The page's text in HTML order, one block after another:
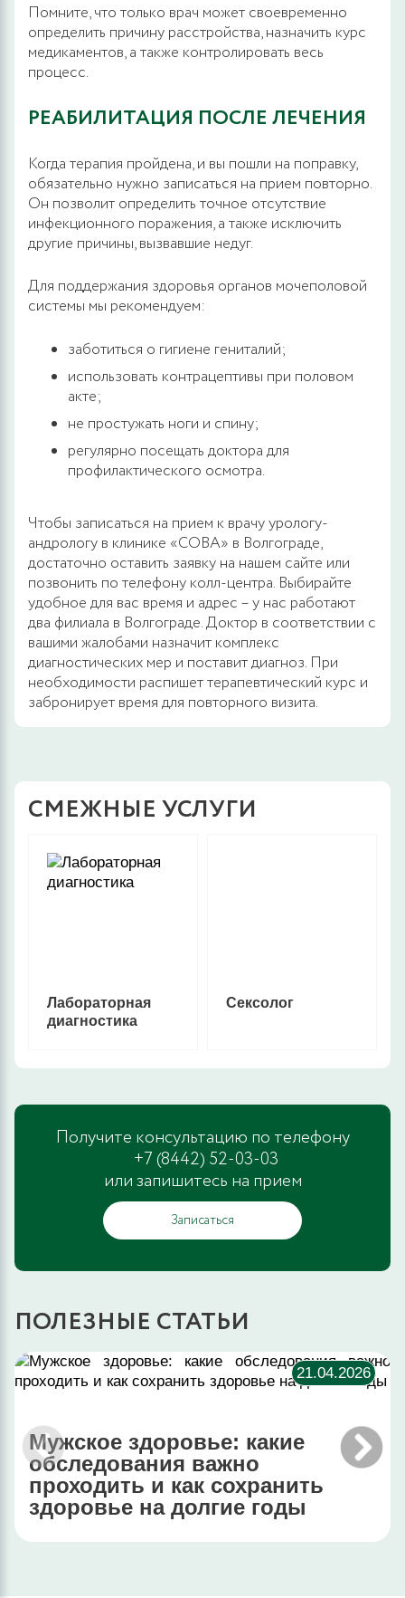
Помните, что только врач может своевременно
определить причину расстройства, назначить курс
медикаментов, а также контролировать весь
процесс.
РЕАБИЛИТАЦИЯ ПОСЛЕ ЛЕЧЕНИЯ
Когда терапия пройдена, и вы пошли на поправку,
обязательно нужно записаться на прием повторно.
Он позволит определить точное отсутствие
инфекционного поражения, а также исключить
другие причины, вызвавшие недуг.
Для поддержания здоровья органов мочеполовой
системы мы рекомендуем:
заботиться о гигиене гениталий;
использовать контрацептивы при половом
акте;
не простужать ноги и спину;
регулярно посещать доктора для
профилактического осмотра.
Чтобы записаться на прием к врачу урологу-
андрологу в клинике «СОВА» в Волгограде,
достаточно оставить заявку на нашем сайте или
позвонить по телефону колл-центра. Выбирайте
удобное для вас время и адрес – у нас работают
два филиала в Волгограде. Доктор в соответствии с
вашими жалобами назначит комплекс
диагностических мер и поставит диагноз. При
необходимости распишет терапевтический курс и
забронирует время для повторного визита.
СМЕЖНЫЕ УСЛУГИ
Лабораторная
диагностика
Сексолог
Получите консультацию по телефону
+7 (8442) 52-03-03
или запишитесь на прием
Записаться
ПОЛЕЗНЫЕ СТАТЬИ
21.04.2026
Мужское здоровье: какие
обследования важно
проходить и как сохранить
здоровье на долгие годы